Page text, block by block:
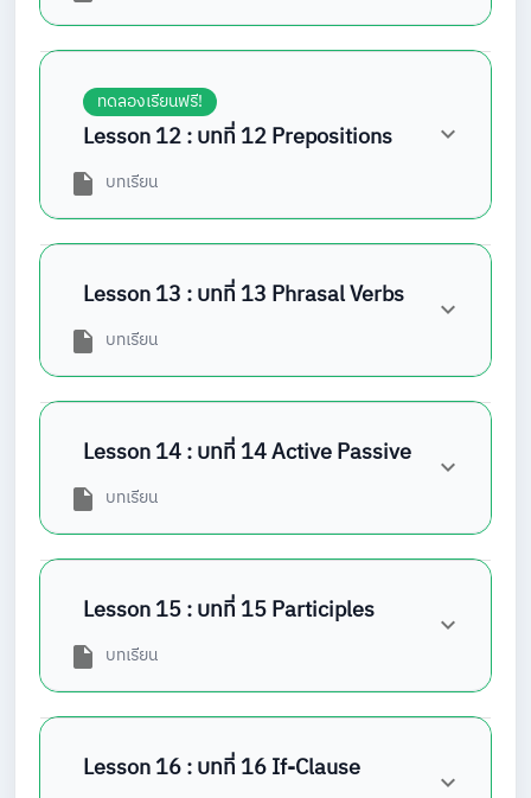
ทดลองเรียนฟรี!
Lesson 12 : บทที่ 12 Prepositions
บทเรียน
Lesson 13 : บทที่ 13 Phrasal Verbs
บทเรียน
Lesson 14 : บทที่ 14 Active Passive
บทเรียน
Lesson 15 : บทที่ 15 Participles
บทเรียน
Lesson 16 : บทที่ 16 If-Clause